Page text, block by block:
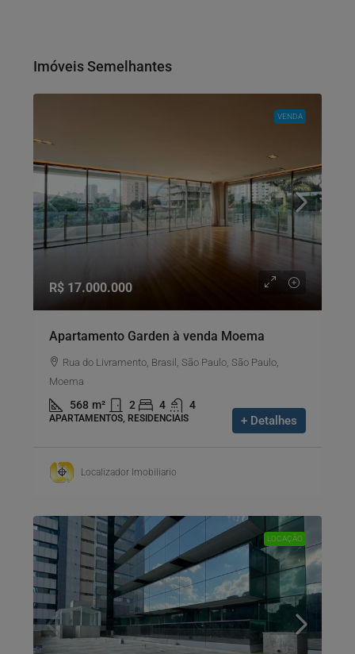
Imóveis Semelhantes
VENDA
R$ 17.000.000
Apartamento Garden à venda Moema
Rua do Livramento, Brasil, São Paulo, São Paulo,
Moema
568 m² 2 4 4
APARTAMENTOS, RESIDENCIAIS + Detalhes
Localizador Imobiliario
LOCAÇÃO